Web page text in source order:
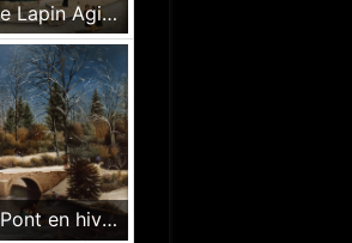
(626)-Paris-Le Lapin Agile-1987-hsb 27x35 cm.
(629)- Le vieux Pont en hiver-1988-hsb 33x46 cm.